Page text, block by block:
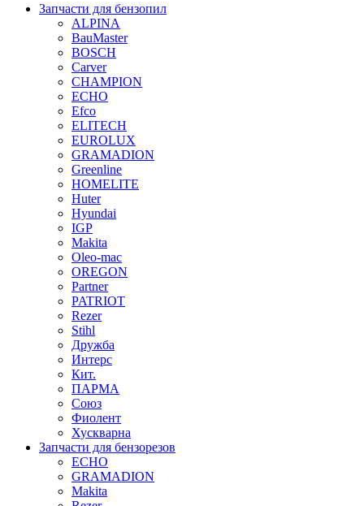
Запчасти для бензопил
ALPINA
BauMaster
BOSCH
Carver
CHAMPION
ECHO
Efco
ELITECH
EUROLUX
GRAMADION
Greenline
HOMELITE
Huter
Hyundai
IGP
Makita
Oleo-mac
OREGON
Partner
PATRIOT
Rezer
Stihl
Дружба
Интерс
Кит.
ПАРМА
Союз
Фиолент
Хускварна
Запчасти для бензорезов
ECHO
GRAMADION
Makita